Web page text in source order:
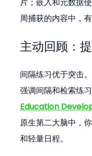
周捕获的内容中，
主动回顾：
间隔练习优于突击
强调间隔和检索练
Education
原生第二大脑中，
和轻量日程。